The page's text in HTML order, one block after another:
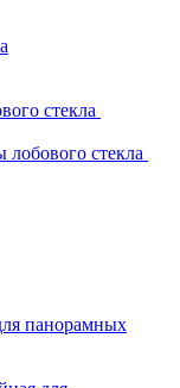
стекла
стекла
панорамных